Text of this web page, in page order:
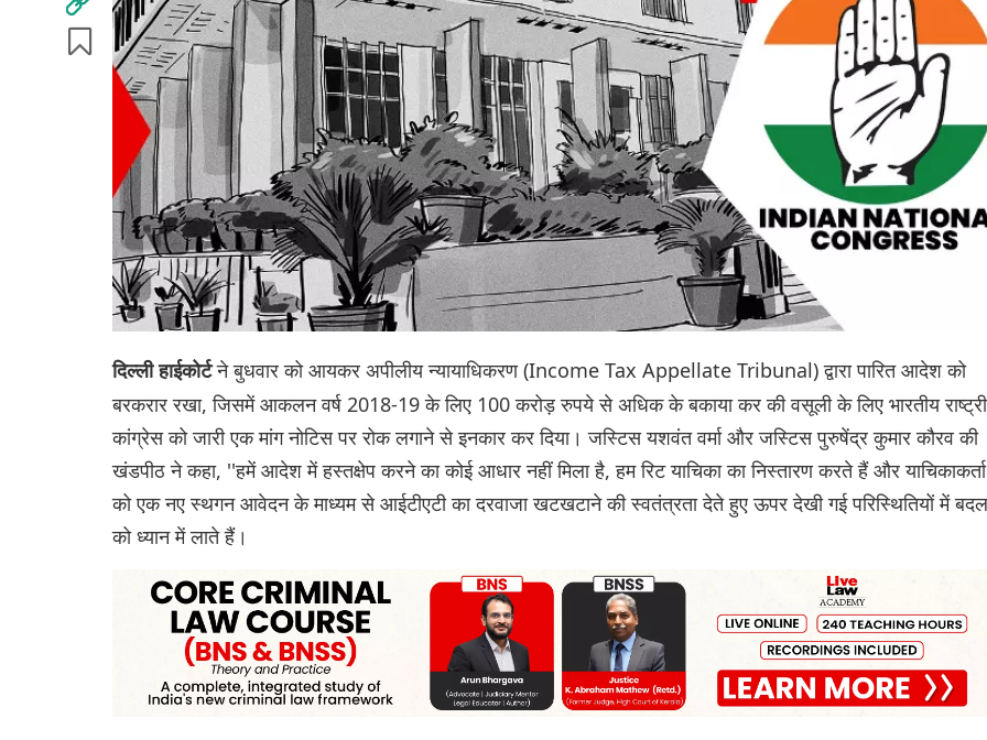
दिल्ली हाईकोर्टने बुधवार को आयकर अपीलीय न्यायाधिकरण (Income Tax Appellate Tribunal) द्वारा पारित आदेश को
बरकरार रखा, जिसमें आकलन वर्ष 2018-19 के लिए 100 करोड़ रुपये से अधिक के बकाया कर की वसूली के लिए भारतीय
कांग्रेस को जारी एक मांग नोटिस पर रोक लगाने से इनकार कर दिया। जस्टिस यशवंत वर्मा और जस्टिस पुरुषेंद्र कुमार कौरव की
खंडपीठ ने कहा, ''हमें आदेश में हस्तक्षेप करने का कोई आधार नहीं मिला है, हम रिट याचिका का निस्तारण करते हैं और याचिकाकर्ता
को एक नए स्थगन आवेदन के माध्यम से आईटीएटी का दरवाजा खटखटाने की स्वतंत्रता देते हुए ऊपर देखी गई परिस्थितियों में
को ध्यान में लाते हैं।